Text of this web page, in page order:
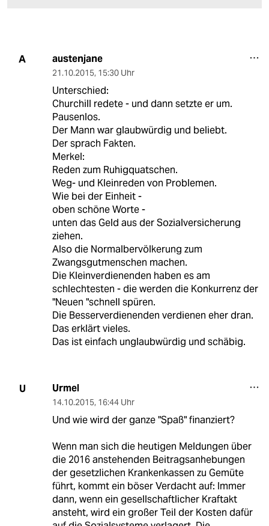
A austenjane
21.10.2015, 15:30 Uhr
Unterschied:
Churchill redete - und dann setzte er um.
Pausenlos.
Der Mann war glaubwürdig und beliebt.
Der sprach Fakten.
Merkel:
Reden zum Ruhigquatschen.
Weg- und Kleinreden von Problemen.
Wie bei der Einheit -
oben schöne Worte -
unten das Geld aus der Sozialversicherung
ziehen.
Also die Normalbervölkerung zum
Zwangsgutmenschen machen.
Die Kleinverdienenden haben es am
schlechtesten - die werden die Konkurrenz der
"Neuen "schnell spüren.
Die Besserverdienenden verdienen eher dran.
Das erklärt vieles.
Das ist einfach unglaubwürdig und schäbig.
U Urmel
14.10.2015, 16:44 Uhr
Und wie wird der ganze "Spaß" finanziert?
Wenn man sich die heutigen Meldungen über
die 2016 anstehenden Beitragsanhebungen
der gesetzlichen Krankenkassen zu Gemüte
führt, kommt ein böser Verdacht auf: Immer
dann, wenn ein gesellschaftlicher Kraftakt
ansteht, wird ein großer Teil der Kosten dafür